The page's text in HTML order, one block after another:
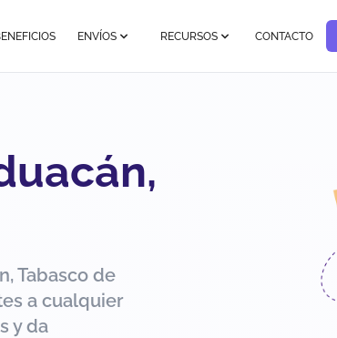
ENVÍOS RECURSOS CONTACTO
Tabasco de
a cualquier
y da